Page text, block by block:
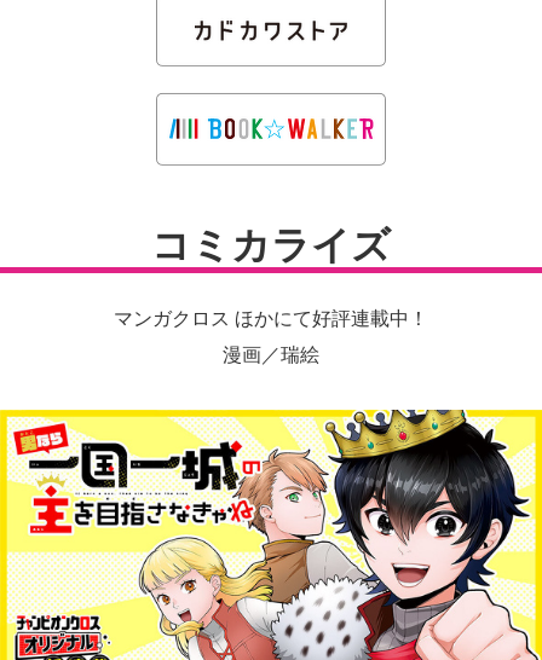
コミカライズ
マンガクロス ほかにて好評連載中！
漫画／瑞絵